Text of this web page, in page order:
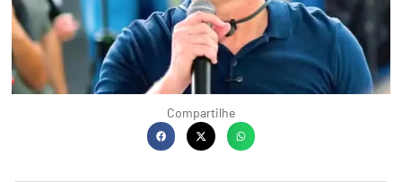
Compartilhe